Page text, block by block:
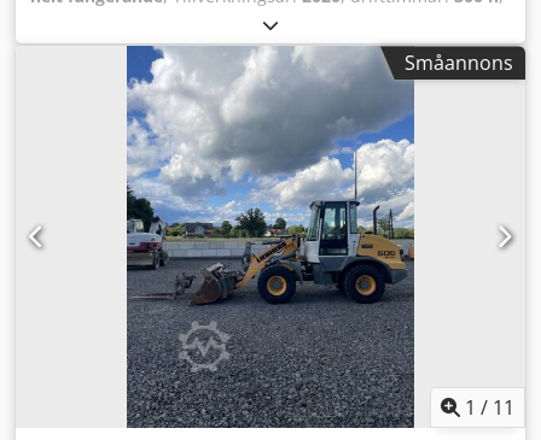
Priset avser maskinen från demonstrationscentret,
inklusive extra fat och andra byggplattformen. - Byggvolym
250*250*250 mm - Skanningshastigheter upp till 12 m/s -
Skikttjocklekar från 0,05 mm - Noggrannhet på +/- 0,1 %
över delsträckan - Granitreturram Dsdpfx Abjhvim Eo Dskr
- Styrning av nyckeldriftsparametrar - Pumpmatad
påfyllningskapacitet - Högeffektivt vakuumstrykssystem -
Nyckelkomponenter från Spectra-Physics, Advanced
Optowave, SCANLAB och Panasonic Maskinen har en
öppen materialplattform – förbrukningsvaror från alla
tillverkare kan användas direkt. Transport, idrifttagning
och förbrukningsmaterial ingår ej i priset. Lokal
UnionTech-partner ansvarar för installation, utbildning
Småannons
1 / 11